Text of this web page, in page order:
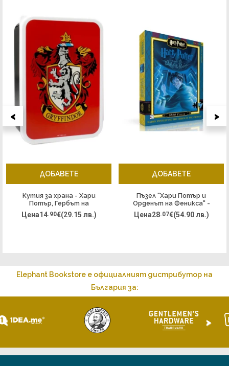
ДОБАВЕТЕ
Кутия за храна - Хари
Потър, Гербът на
Грифиндорф
Цена14.90€(29.15 лв.)
ДОБАВЕТЕ
Пъзел "Хари Потър и
Орденът на Феникса" -
1000 части
Цена28.07€(54.90 лв.)
< >
Elephant Bookstore е официалният дистрибутор на
България за:
< >